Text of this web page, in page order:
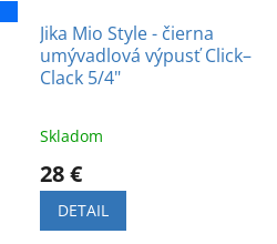
Jika Mio Style - čierna
umývadlová výpusť Click–
Clack 5/4"
Skladom
28 €
DETAIL